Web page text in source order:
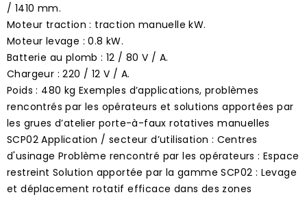
/ 1410 mm.
Moteur traction : traction manuelle kW.
Moteur levage : 0.8 kW.
Batterie au plomb : 12 / 80 V / A.
Chargeur : 220 / 12 V / A.
Poids : 480 kg Exemples d’applications, problèmes
rencontrés par les opérateurs et solutions apportées par
les grues d’atelier porte-à-faux rotatives manuelles
SCP02 Application / secteur d’utilisation : Centres
d'usinage Problème rencontré par les opérateurs : Espace
restreint Solution apportée par la gamme SCP02 : Levage
et déplacement rotatif efficace dans des zones